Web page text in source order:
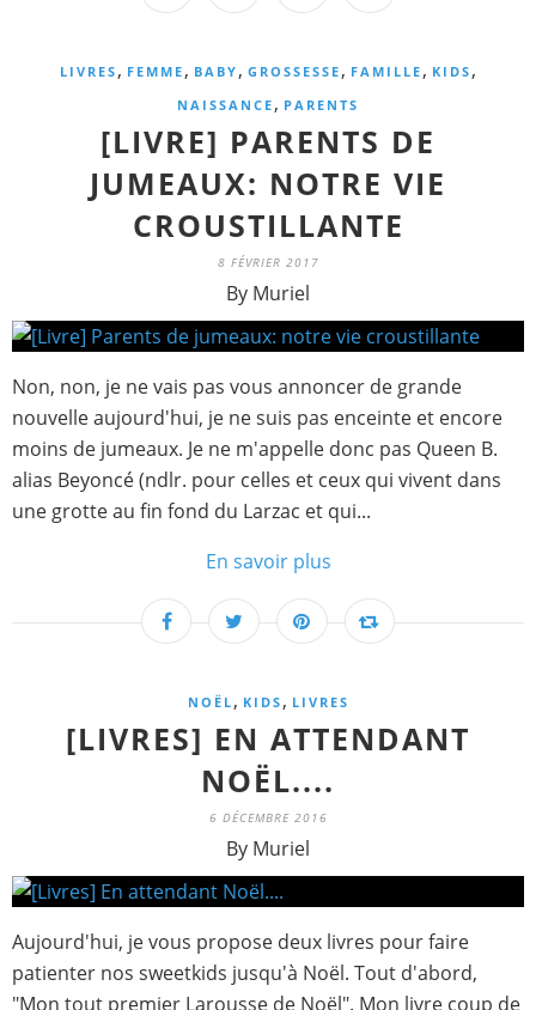
LIVRES, FEMME, BABY, GROSSESSE, FAMILLE, KIDS,
NAISSANCE, PARENTS
[LIVRE] PARENTS DE
JUMEAUX: NOTRE VIE
CROUSTILLANTE
8 FÉVRIER 2017
By Muriel
Non, non, je ne vais pas vous annoncer de grande
nouvelle aujourd'hui, je ne suis pas enceinte et encore
moins de jumeaux. Je ne m'appelle donc pas Queen B.
alias Beyoncé (ndlr. pour celles et ceux qui vivent dans
une grotte au fin fond du Larzac et qui...
En savoir plus
NOËL, KIDS, LIVRES
[LIVRES] EN ATTENDANT
NOËL....
6 DÉCEMBRE 2016
By Muriel
Aujourd'hui, je vous propose deux livres pour faire
patienter nos sweetkids jusqu'à Noël. Tout d'abord,
"Mon tout premier Larousse de Noël". Mon livre coup de